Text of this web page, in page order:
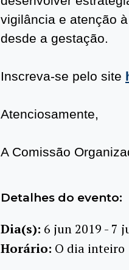
vigilância e atenção
desde a gestação.
Inscreva-se pelo site
Atenciosamente,
A Comissão
Detalhes do evento:
Dia(s): 6 jun 2019 - 7
Horário: O dia inteiro